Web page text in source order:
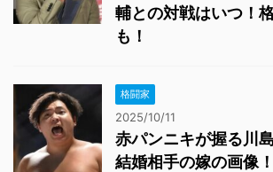
輔との対戦はいつ！
も！
格闘家
2025/10/11
赤パンニキが握る川
結婚相手の嫁の画像